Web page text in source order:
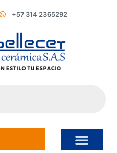
+57 314 2365292